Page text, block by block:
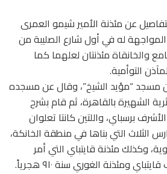
عن مئذنة الأمير شيمو العمرى
له في أول شارع الصليبة من
والخانقاة مئذنتان لعلهما كما
التوأمية.
مسجد “مؤيد الشيخ”، وقال عن مسجده
الشهيرة بالقاهرة، ثم قام بشرح
برسباي، واللتين كانتا تعلوان
الثلاث التي بناها في منطقة الخانكة،
وكذلك مئذنة قايتباي التي أمر
ومئذنة الغوري سنة ٩١٠ هجرياً.